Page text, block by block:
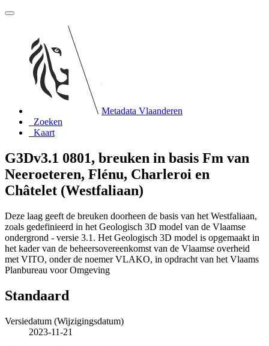
Metadata Vlaanderen
Zoeken
Kaart
G3Dv3.1 0801, breuken in basis Fm van
Neeroeteren, Flénu, Charleroi en
Châtelet (Westfaliaan)
Deze laag geeft de breuken doorheen de basis van het Westfaliaan,
zoals gedefinieerd in het Geologisch 3D model van de Vlaamse
ondergrond - versie 3.1. Het Geologisch 3D model is opgemaakt in
het kader van de beheersovereenkomst van de Vlaamse overheid
met VITO, onder de noemer VLAKO, in opdracht van het Vlaams
Planbureau voor Omgeving
Standaard
Versiedatum (Wijzigingsdatum)
2023-11-21